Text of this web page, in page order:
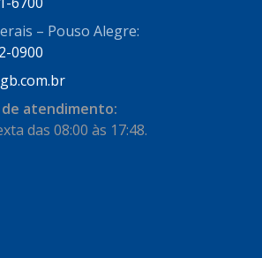
FREIOS (25)
(656)
– Pouso Alegre:
0900
atendimento:
das 08:00 às 17:48.